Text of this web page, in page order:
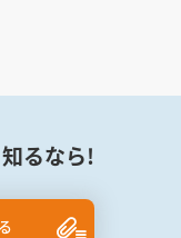
るなら!